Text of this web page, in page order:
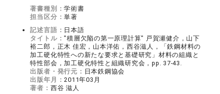
著書種別：学術書
担当区分：単著
記述言語： 日本語
タイトル："積層欠陥の第一原理計算" 戸賀瀬健介，山下
裕二郎，正木 佳宏，山本洋佑，西谷滋人，「鉄鋼材料の
加工硬化特性への新たな要求と基礎研究」材料の組織と
特性部会，加工硬化特性と組織研究会，pp. 37-43.
出版者・発行元： 日本鉄鋼協会
出版年月：2011年03月
著者： 西谷 滋人